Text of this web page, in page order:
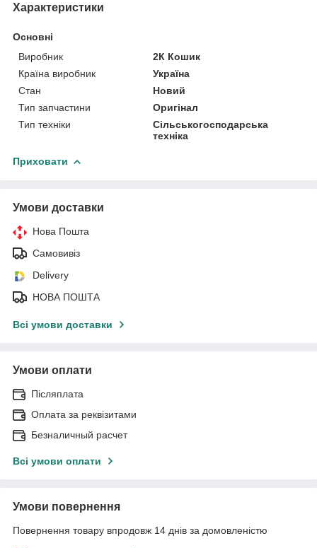
Характеристики
Основні
Виробник
2К Кошик
Країна виробник
Україна
Стан
Новий
Тип запчастини
Оригінал
Тип техніки
Сільськогосподарська
техніка
Приховати
Умови доставки
Нова Пошта
Самовивіз
Delivery
НОВА ПОШТА
Всі умови доставки
Умови оплати
Післяплата
Оплата за реквізитами
Безналичный расчет
Всі умови оплати
Умови повернення
Повернення товару впродовж 14 днів за домовленістю